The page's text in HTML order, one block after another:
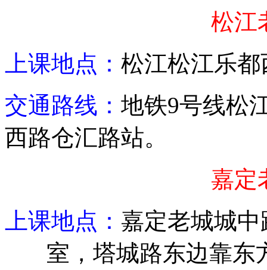
松江
上课地点： 松江松江乐都
交通路线： 地铁9号线松
西路仓汇路站。
嘉定
上课地点： 嘉定老城城中
室，塔城路东边靠东